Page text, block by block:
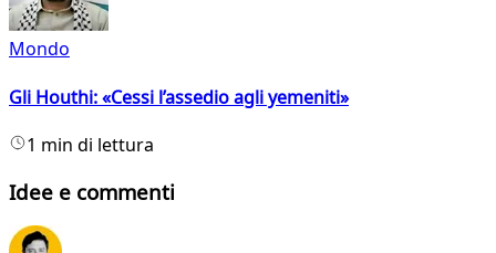
Mondo
Gli Houthi: «Cessi l’assedio agli yemeniti»
1 min di lettura
Idee e commenti